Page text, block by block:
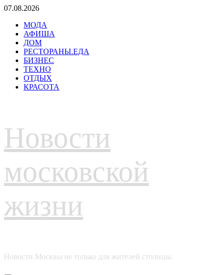
Перейти
содержимому
07.08.2026
МОДА
АФИША
ДОМ
РЕСТОРАНЫ.ЕДА
БИЗНЕС
ТЕХНО
ОТДЫХ
КРАСОТА
Новости
московской
жизни
Новости Москвы не только для жителей столицы.